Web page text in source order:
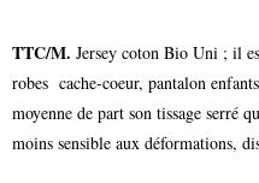
TTC/M. Jersey coton Bio Uni ; il
robes cache-coeur, pantalon
moyenne de part son tissage serré
moins sensible aux déformations,